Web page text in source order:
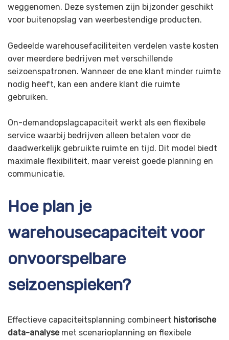
weggenomen. Deze systemen zijn bijzonder geschikt
voor buitenopslag van weerbestendige producten.
Gedeelde warehousefaciliteiten verdelen vaste kosten
over meerdere bedrijven met verschillende
seizoenspatronen. Wanneer de ene klant minder ruimte
nodig heeft, kan een andere klant die ruimte
gebruiken.
On-demandopslagcapaciteit werkt als een flexibele
service waarbij bedrijven alleen betalen voor de
daadwerkelijk gebruikte ruimte en tijd. Dit model biedt
maximale flexibiliteit, maar vereist goede planning en
communicatie.
Hoe plan je
warehousecapaciteit voor
onvoorspelbare
seizoenspieken?
Effectieve capaciteitsplanning combineert historische
data-analysemet scenarioplanning en flexibele